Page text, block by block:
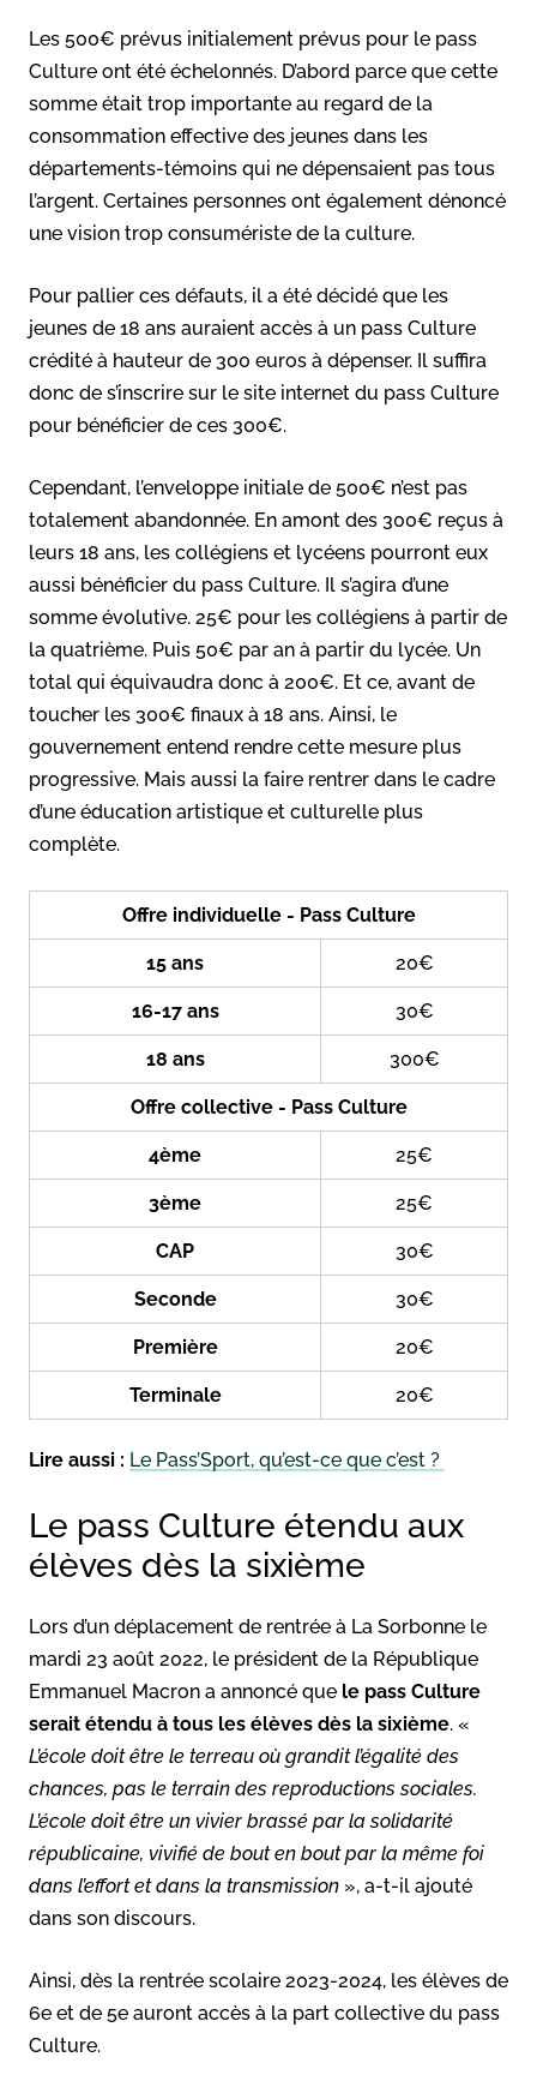
Les 500€ prévus initialement prévus pour le pass
Culture ont été échelonnés. D’abord parce que cette
somme était trop importante au regard de la
consommation effective des jeunes dans les
départements-témoins qui ne dépensaient pas tous
l’argent. Certaines personnes ont également dénoncé
une vision trop consumériste de la culture.
Pour pallier ces défauts, il a été décidé que les
jeunes de 18 ans auraient accès à un pass Culture
crédité à hauteur de 300 euros à dépenser. Il suffira
donc de s’inscrire sur le site internet du pass Culture
pour bénéficier de ces 300€.
Cependant, l’enveloppe initiale de 500€ n’est pas
totalement abandonnée. En amont des 300€ reçus à
leurs 18 ans, les collégiens et lycéens pourront eux
aussi bénéficier du pass Culture. Il s’agira d’une
somme évolutive. 25€ pour les collégiens à partir de
la quatrième. Puis 50€ par an à partir du lycée. Un
total qui équivaudra donc à 200€. Et ce, avant de
toucher les 300€ finaux à 18 ans. Ainsi, le
gouvernement entend rendre cette mesure plus
progressive. Mais aussi la faire rentrer dans le cadre
d’une éducation artistique et culturelle plus
complète.
Offre individuelle - Pass Culture
15 ans 20€
16-17 ans 30€
18 ans 300€
Offre collective - Pass Culture
4ème 25€
3ème 25€
CAP 30€
Seconde 30€
Première 20€
Terminale 20€
Lire aussi : Le Pass’Sport, qu’est-ce que c’est ?
Le pass Culture étendu aux
élèves dès la sixième
Lors d’un déplacement de rentrée à La Sorbonne le
mardi 23 août 2022, le président de la République
Emmanuel Macron a annoncé que le pass Culture
serait étendu à tous les élèves dès la sixième. «
L’école doit être le terreau où grandit l’égalité des
chances, pas le terrain des reproductions sociales.
L’école doit être un vivier brassé par la solidarité
républicaine, vivifié de bout en bout par la même foi
dans l’effort et dans la transmission », a-t-il ajouté
dans son discours.
Ainsi, dès la rentrée scolaire 2023-2024, les élèves de
6e et de 5e auront accès à la part collective du pass
Culture.